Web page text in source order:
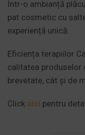
Într-o ambianță
pat cosmetic cu
experiență unică.
Eficiența terapiilor
calitatea produselor
brevetate, cât și de
Click aici pentru